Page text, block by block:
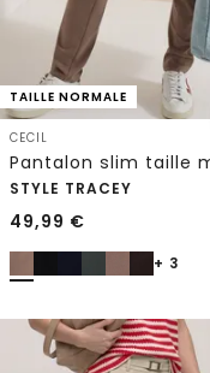
TAILLE NORMALE
CECIL
STYLE TRACEY
49,99 €
+ 3